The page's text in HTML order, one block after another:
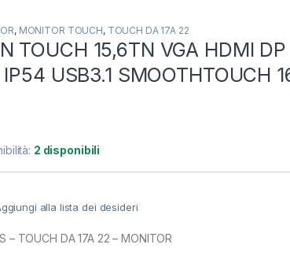
, MONITOR TOUCH, TOUCH DA 17A 22
TOUCH 15,6TN VGA HDMI DP
IP54 USB3.1 SMOOTHTOUCH
2 disponibili
alla lista dei desideri
– TOUCH DA 17A 22 – MONITOR